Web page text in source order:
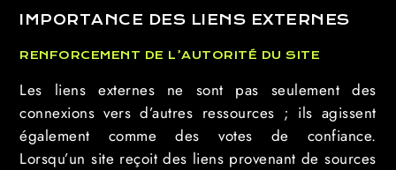
IMPORTANCE DES LIENS EXTERNES
RENFORCEMENT DE L’AUTORITÉ DU SITE
Les liens externes ne sont pas seulement des
connexions vers d’autres ressources ; ils agissent
également comme des votes de confiance.
Lorsqu’un site reçoit des liens provenant de sources